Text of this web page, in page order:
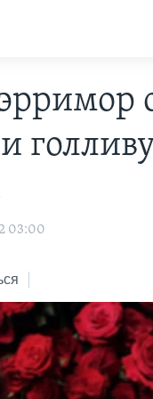
03:00